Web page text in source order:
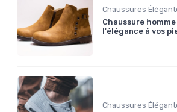
Chaussure
l'élégance à vos